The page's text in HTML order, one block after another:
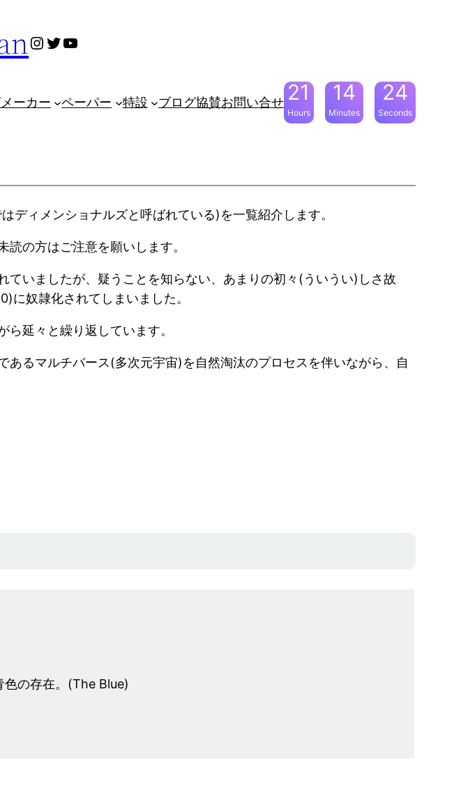
Instagram
Twitter
YouTube
ーカー ペーパー 特設 ブログ協賛お問い合せ 21
Hours
14
Minutes
23
Seconds
ディメンショナルズと呼ばれている)を一覧紹介します。
の方はご注意を願いします。
いましたが、疑うことを知らない、あまりの初々(ういうい)しさ故
に奴隷化されてしまいました。
延々と繰り返しています。
るマルチバース(多次元宇宙)を自然淘汰のプロセスを伴いながら、自
色の存在。(The Blue)